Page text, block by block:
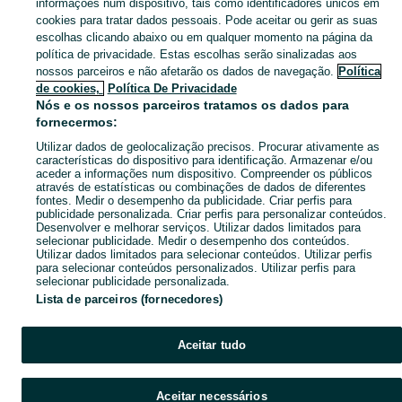
CATEGORIA
Mapa do site
Mapa das freguesias
Mapa de mini-sites
Pesquisas populares
informações num dispositivo, tais como identificadores únicos em
cookies para tratar dados pessoais. Pode aceitar ou gerir as suas
escolhas clicando abaixo ou em qualquer momento na página da
política de privacidade. Estas escolhas serão sinalizadas aos
nossos parceiros e não afetarão os dados de navegação. Política
de cookies,
Política De Privacidade
Nós e os nossos parceiros tratamos os dados para
fornecermos:
Utilizar dados de geolocalização precisos. Procurar ativamente as
características do dispositivo para identificação. Armazenar e/ou
aceder a informações num dispositivo. Compreender os públicos
através de estatísticas ou combinações de dados de diferentes
fontes. Medir o desempenho da publicidade. Criar perfis para
publicidade personalizada. Criar perfis para personalizar conteúdos.
Desenvolver e melhorar serviços. Utilizar dados limitados para
selecionar publicidade. Medir o desempenho dos conteúdos.
Utilizar dados limitados para selecionar conteúdos. Utilizar perfis
para selecionar conteúdos personalizados. Utilizar perfis para
selecionar publicidade personalizada.
Lista de parceiros (fornecedores)
Aceitar tudo
Aceitar necessários